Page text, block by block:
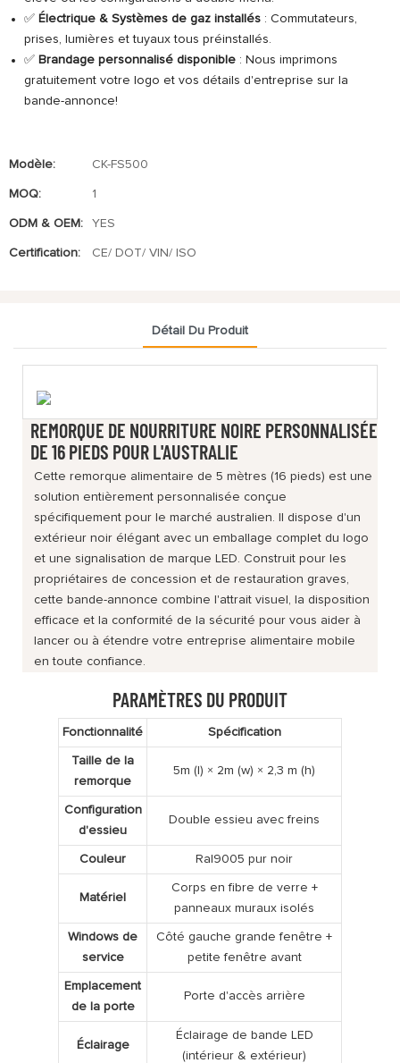
✅ Électrique & Systèmes de gaz installés : Commutateurs,
prises, lumières et tuyaux tous préinstallés.
✅ Brandage personnalisé disponible : Nous imprimons
gratuitement votre logo et vos détails d'entreprise sur la
bande-annonce!
Modèle: CK-FS500
MOQ: 1
ODM & OEM: YES
Certification: CE/ DOT/ VIN/ ISO
Détail Du Produit
REMORQUE DE NOURRITURE NOIRE PERSONNALISÉE
DE 16 PIEDS POUR L'AUSTRALIE
Cette remorque alimentaire de 5 mètres (16 pieds) est une
solution entièrement personnalisée conçue
spécifiquement pour le marché australien. Il dispose d'un
extérieur noir élégant avec un emballage complet du logo
et une signalisation de marque LED. Construit pour les
propriétaires de concession et de restauration graves,
cette bande-annonce combine l'attrait visuel, la disposition
efficace et la conformité de la sécurité pour vous aider à
lancer ou à étendre votre entreprise alimentaire mobile
en toute confiance.
PARAMÈTRES DU PRODUIT
Fonctionnalité Spécification
Taille de la
remorque
5m (l) × 2m (w) × 2,3 m (h)
Configuration
d'essieu
Double essieu avec freins
Couleur Ral9005 pur noir
Matériel
Corps en fibre de verre +
panneaux muraux isolés
Windows de
service
Côté gauche grande fenêtre +
petite fenêtre avant
Emplacement
de la porte
Porte d'accès arrière
Éclairage
Éclairage de bande LED
(intérieur & extérieur)